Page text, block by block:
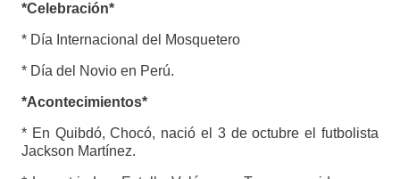
*Celebración*
* Día Internacional del Mosquetero
* Día del Novio en Perú.
*Acontecimientos*
* En Quibdó, Chocó, nació el 3 de octubre el futbolista
Jackson Martínez.